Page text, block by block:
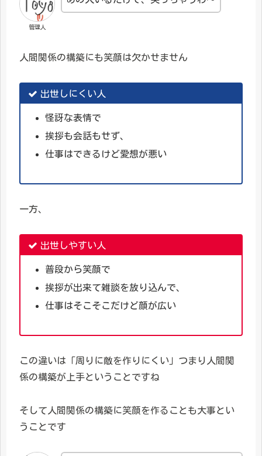
管理人
人間関係の構築にも笑顔は欠かせません
出世しにくい人
怪訝な表情で
挨拶も会話もせず、
仕事はできるけど愛想が悪い
一方、
出世しやすい人
普段から笑顔で
挨拶が出来て雑談を放り込んで、
仕事はそこそこだけど顔が広い
この違いは「周りに敵を作りにくい」つまり人間関
係の構築が上手ということですね
そして人間関係の構築に笑顔を作ることも大事とい
うことです